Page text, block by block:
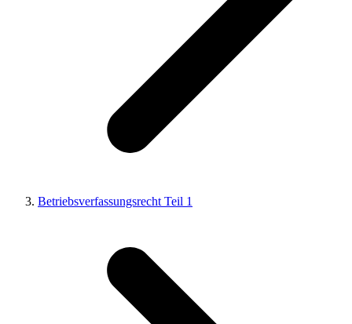
Betriebsverfassungsrecht Teil 1